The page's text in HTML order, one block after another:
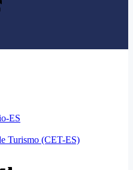
ES
Turismo (CET-ES)